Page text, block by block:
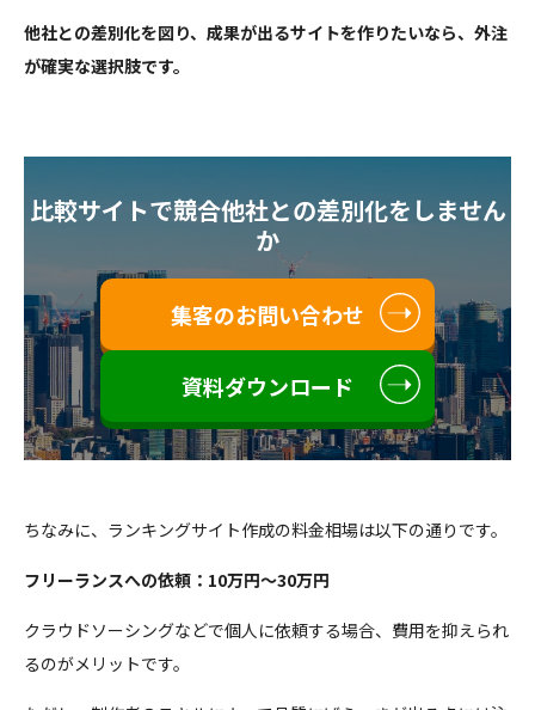
他社との差別化を図り、成果が出るサイトを作りたいなら、外注
が確実な選択肢です。
比較サイトで競合他社との差別化をしません
か
集客のお問い合わせ
資料ダウンロード
ちなみに、ランキングサイト作成の料金相場は以下の通りです。
フリーランスへの依頼：10万円〜30万円
クラウドソーシングなどで個人に依頼する場合、費用を抑えられ
るのがメリットです。